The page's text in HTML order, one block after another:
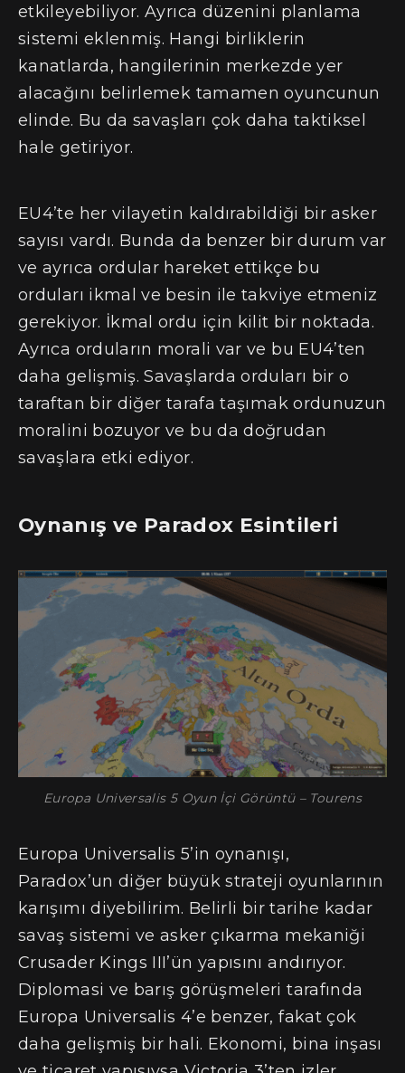
etkileyebiliyor. Ayrıca düzenini planlama
sistemi eklenmiş. Hangi birliklerin
kanatlarda, hangilerinin merkezde yer
alacağını belirlemek tamamen oyuncunun
elinde. Bu da savaşları çok daha taktiksel
hale getiriyor.
EU4’te her vilayetin kaldırabildiği bir asker
sayısı vardı. Bunda da benzer bir durum var
ve ayrıca ordular hareket ettikçe bu
orduları ikmal ve besin ile takviye etmeniz
gerekiyor. İkmal ordu için kilit bir noktada.
Ayrıca orduların morali var ve bu EU4’ten
daha gelişmiş. Savaşlarda orduları bir o
taraftan bir diğer tarafa taşımak ordunuzun
moralini bozuyor ve bu da doğrudan
savaşlara etki ediyor.
Oynanış ve Paradox Esintileri
Europa Universalis 5 Oyun İçi Görüntü – Tourens
Europa Universalis 5’in oynanışı,
Paradox’un diğer büyük strateji oyunlarının
karışımı diyebilirim. Belirli bir tarihe kadar
savaş sistemi ve asker çıkarma mekaniği
Crusader Kings III’ün yapısını andırıyor.
Diplomasi ve barış görüşmeleri tarafında
Europa Universalis 4’e benzer, fakat çok
daha gelişmiş bir hali. Ekonomi, bina inşası